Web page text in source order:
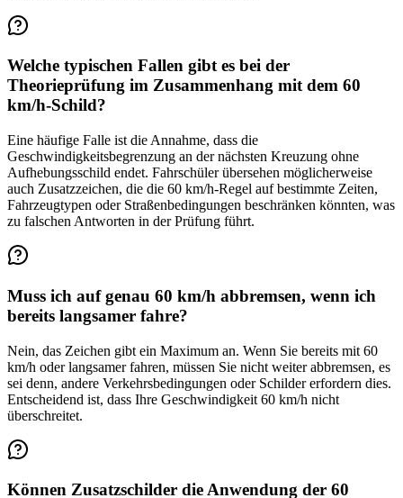
Welche typischen Fallen gibt es bei der
Theorieprüfung im Zusammenhang mit dem 60
km/h-Schild?
Eine häufige Falle ist die Annahme, dass die
Geschwindigkeitsbegrenzung an der nächsten Kreuzung ohne
Aufhebungsschild endet. Fahrschüler übersehen möglicherweise
auch Zusatzzeichen, die die 60 km/h-Regel auf bestimmte Zeiten,
Fahrzeugtypen oder Straßenbedingungen beschränken könnten, was
zu falschen Antworten in der Prüfung führt.
Muss ich auf genau 60 km/h abbremsen, wenn ich
bereits langsamer fahre?
Nein, das Zeichen gibt ein Maximum an. Wenn Sie bereits mit 60
km/h oder langsamer fahren, müssen Sie nicht weiter abbremsen, es
sei denn, andere Verkehrsbedingungen oder Schilder erfordern dies.
Entscheidend ist, dass Ihre Geschwindigkeit 60 km/h nicht
überschreitet.
Können Zusatzschilder die Anwendung der 60